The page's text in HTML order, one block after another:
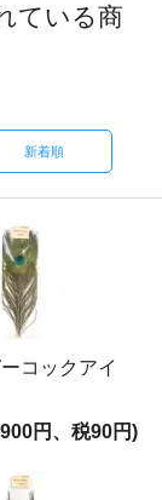
ている商
新着順
コックアイ
円、税90円)